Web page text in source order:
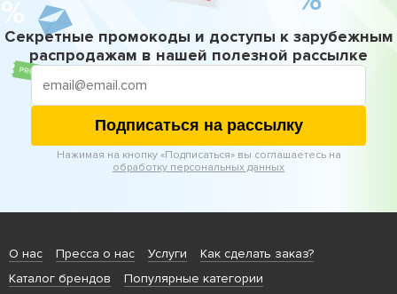
Секретные промокоды и доступы к зарубежным
распродажам в нашей полезной рассылке
Подписаться на рассылку
Нажимая на кнопку «Подписаться» вы соглашаетесь на
обработку персональных данных
О нас Пресса о нас Услуги
Как сделать заказ?
Каталог брендов
Популярные категории